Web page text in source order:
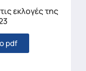
εκλογές της
pdf